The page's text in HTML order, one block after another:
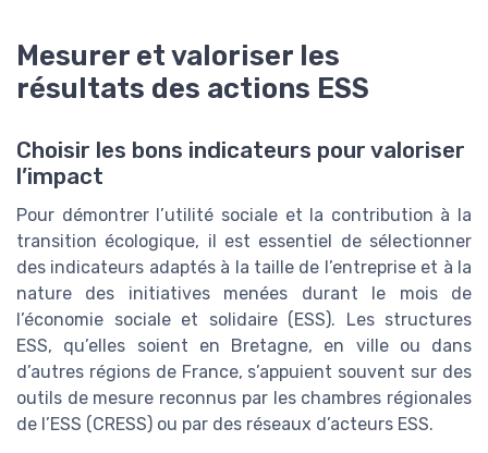
Mesurer et valoriser les
résultats des actions ESS
Choisir les bons indicateurs pour valoriser
l’impact
Pour démontrer l’utilité sociale et la contribution à la
transition écologique, il est essentiel de sélectionner
des indicateurs adaptés à la taille de l’entreprise et à la
nature des initiatives menées durant le mois de
l’économie sociale et solidaire (ESS). Les structures
ESS, qu’elles soient en Bretagne, en ville ou dans
d’autres régions de France, s’appuient souvent sur des
outils de mesure reconnus par les chambres régionales
de l’ESS (CRESS) ou par des réseaux d’acteurs ESS.